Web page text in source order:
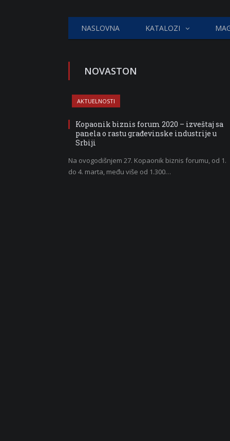
NASLOVNA KATALOZI
NOVASTON
AKTUELNOSTI
Kopaonik biznis forum 2020 – izveštaj sa
panela o rastu građevinske industrije u
Srbiji
Na ovogodišnjem 27. Kopaonik biznis forumu, od 1.
do 4. marta, među više od 1.300…